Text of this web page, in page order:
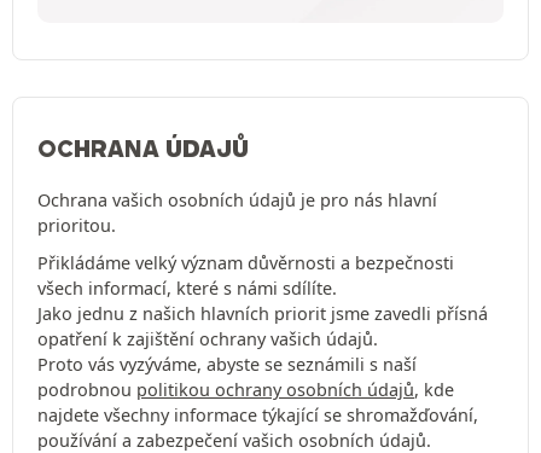
OCHRANA ÚDAJŮ
Ochrana vašich osobních údajů je pro nás hlavní
prioritou.
Přikládáme velký význam důvěrnosti a bezpečnosti
všech informací, které s námi sdílíte.
Jako jednu z našich hlavních priorit jsme zavedli přísná
opatření k zajištění ochrany vašich údajů.
Proto vás vyzýváme, abyste se seznámili s naší
podrobnou politikou ochrany osobních údajů, kde
najdete všechny informace týkající se shromažďování,
používání a zabezpečení vašich osobních údajů.